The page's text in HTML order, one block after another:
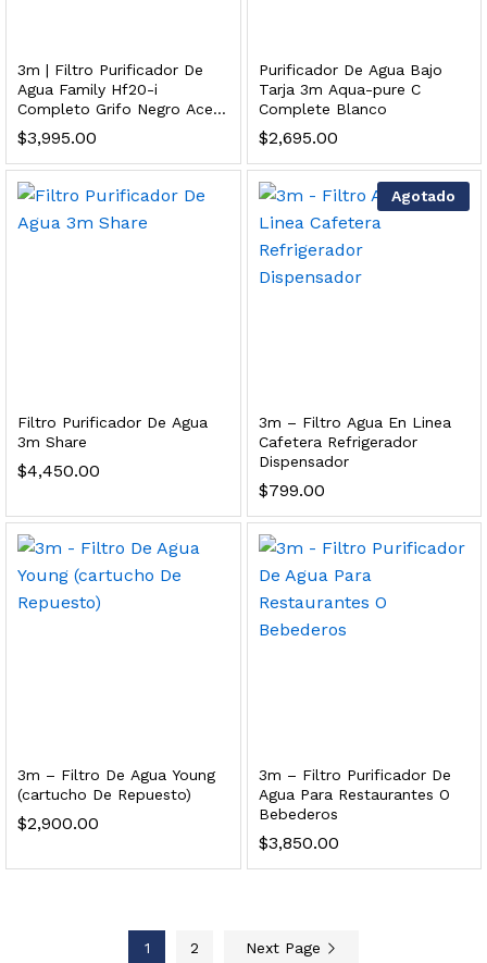
3m | Filtro Purificador De
Agua Family Hf20-i
Completo Grifo Negro Acero
Inoxidable
$3,995.00
Purificador De Agua Bajo
Tarja 3m Aqua-pure C
Complete Blanco
$2,695.00
Filtro Purificador De Agua
3m Share
$4,450.00
Agotado
3m – Filtro Agua En Linea
Cafetera Refrigerador
Dispensador
$799.00
3m – Filtro De Agua Young
(cartucho De Repuesto)
$2,900.00
3m – Filtro Purificador De
Agua Para Restaurantes O
Bebederos
$3,850.00
1 2 Next Page
L/h, con filtración Welltek WT-WFS600-3S
Leer más
grifo y filtración Welltek WT-PWDF-600A
filtración, UV y contador Welltek WT-WFS-BF
Leer más
y filtración Welltek WT-WDF-30M